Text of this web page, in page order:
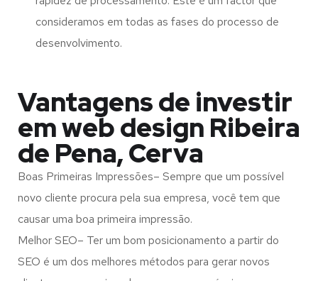
consideramos em todas as fases do processo de
desenvolvimento.
Vantagens de investir
em web design Ribeira
de Pena, Cerva
Boas Primeiras Impressões– Sempre que um possível
novo cliente procura pela sua empresa, você tem que
causar uma boa primeira impressão.
Melhor SEO– Ter um bom posicionamento a partir do
SEO é um dos melhores métodos para gerar novos